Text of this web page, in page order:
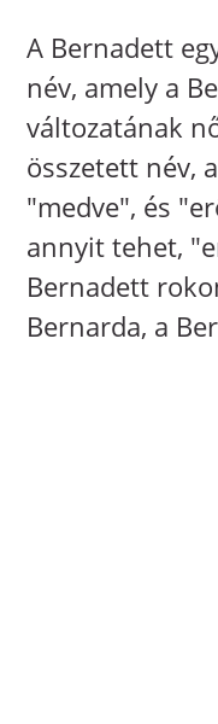
A Bernadett
név, amely a
változatának
összetett név,
"medve", és
annyit tehet,
Bernadett
Bernarda, a